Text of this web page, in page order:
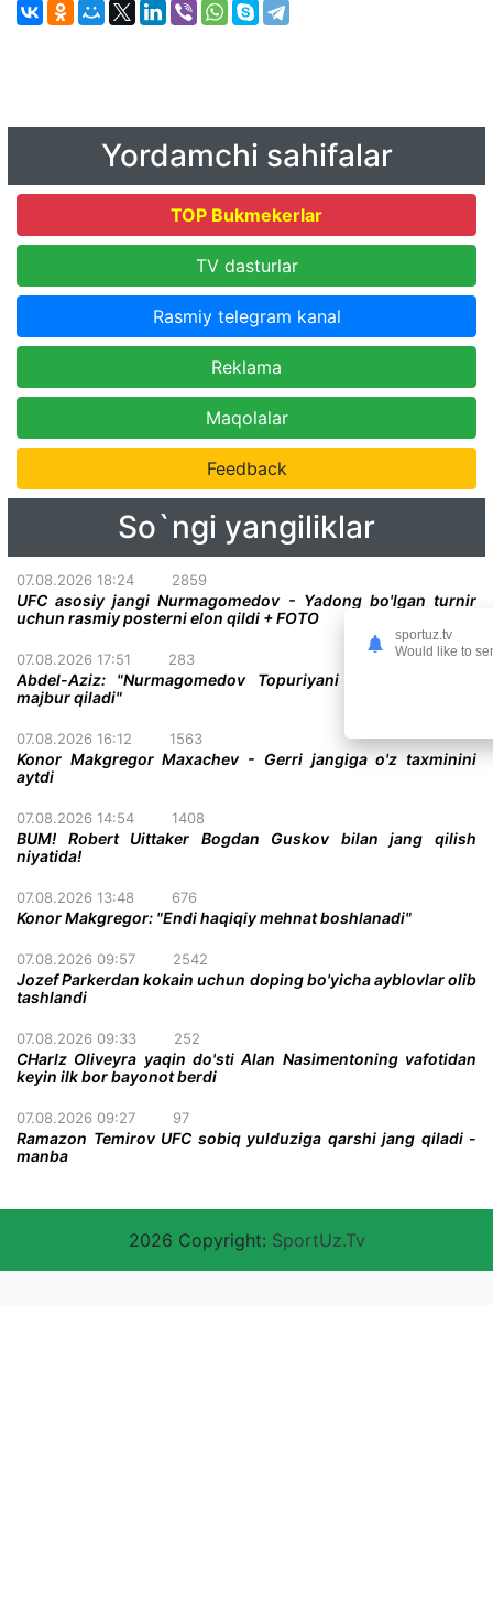
Yordamchi sahifalar
TOP Bukmekerlar
TV dasturlar
Rasmiy telegram kanal
Reklama
Maqolalar
Feedback
So`ngi yangiliklar
07.08.2026 18:24 2859
UFC asosiy jangi Nurmagomedov - Yadong bo'lgan turnir
uchun rasmiy posterni elon qildi + FOTO
07.08.2026 17:51 283
Abdel-Aziz: "Nurmagomedov Topuriyani taslim bo'lishga
majbur qiladi"
07.08.2026 16:12 1563
Konor Makgregor Maxachev - Gerri jangiga o'z taxminini
aytdi
07.08.2026 14:54 1408
BUM! Robert Uittaker Bogdan Guskov bilan jang qilish
niyatida!
07.08.2026 13:48 676
Konor Makgregor: "Endi haqiqiy mehnat boshlanadi"
07.08.2026 09:57 2542
Jozef Parkerdan kokain uchun doping bo'yicha ayblovlar olib
tashlandi
07.08.2026 09:33 252
CHarlz Oliveyra yaqin do'sti Alan Nasimentoning vafotidan
keyin ilk bor bayonot berdi
07.08.2026 09:27 97
Ramazon Temirov UFC sobiq yulduziga qarshi jang qiladi -
manba
2026 Copyright: SportUz.Tv
sportuz.tv
Would like to